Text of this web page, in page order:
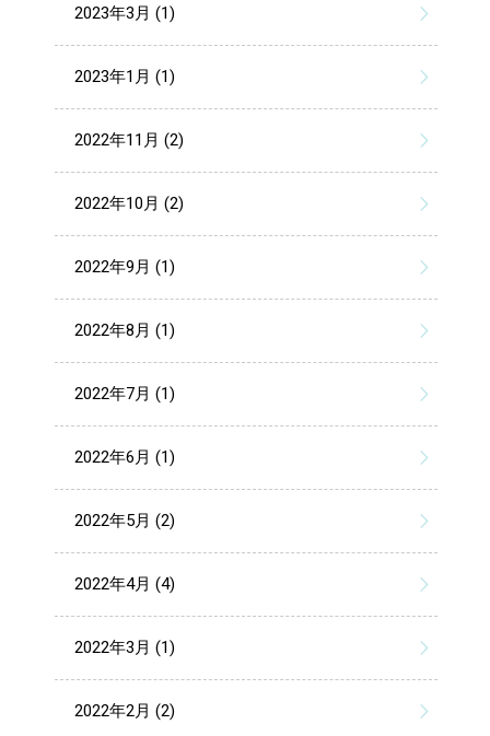
2023年3月 (1)
2023年1月 (1)
2022年11月 (2)
2022年10月 (2)
2022年9月 (1)
2022年8月 (1)
2022年7月 (1)
2022年6月 (1)
2022年5月 (2)
2022年4月 (4)
2022年3月 (1)
2022年2月 (2)